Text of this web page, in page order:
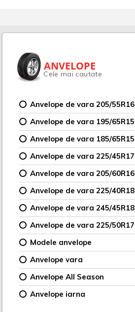
ANVELOPE
Cele mai cautate
Anvelope de vara 205/55R16
Anvelope de vara 195/65R15
Anvelope de vara 185/65R15
Anvelope de vara 225/45R17
Anvelope de vara 205/60R16
Anvelope de vara 225/40R18
Anvelope de vara 245/45R18
Anvelope de vara 225/50R17
Modele anvelope
Anvelope vara
Anvelope All Season
Anvelope iarna